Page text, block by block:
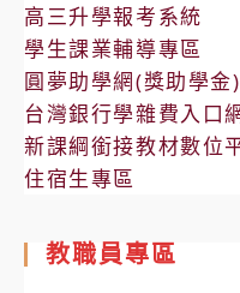
高三升學報考系統
學生課業輔導專區
圓夢助學網(獎助學金)
台灣銀行學雜費入口
新課綱銜接教材數位
住宿生專區
教職員專區